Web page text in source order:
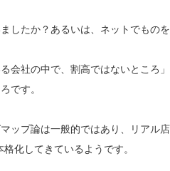
したか？あるいは、ネットでもの
会社の中で、割高ではないところ
です。
ップ論は一般的ではあり、リアル
化してきているようです。